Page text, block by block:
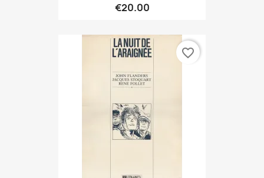
€20.00
favorite_border